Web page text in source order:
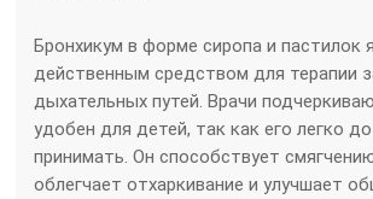
Бронхикум в форме сиропа и пастилок
действенным средством для терапии
дыхательных путей. Врачи
удобен для детей, так как его легко
принимать. Он способствует
облегчает отхаркивание и улучшает